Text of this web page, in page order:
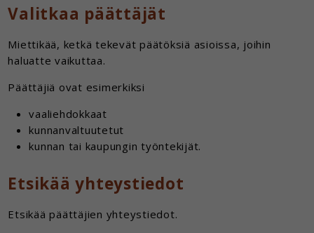
Valitkaa päättäjät
Miettikää, ketkä tekevät päätöksiä asioissa, joihin
haluatte vaikuttaa.
Päättäjiä ovat esimerkiksi
vaaliehdokkaat
kunnanvaltuutetut
kunnan tai kaupungin työntekijät.
Etsikää yhteystiedot
Etsikää päättäjien yhteystiedot.